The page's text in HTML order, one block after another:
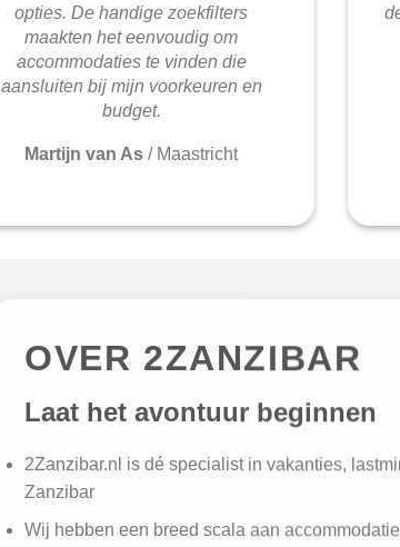
opties. De handige zoekfilters
maakten het eenvoudig om
accommodaties te vinden die
aansluiten bij mijn voorkeuren en
budget.
Martijn van As / Maastricht
OVER 2ZANZIBAR
Laat het avontuur beginnen
2Zanzibar.nl is dé specialist in vakanties,
Zanzibar
Wij hebben een breed scala aan